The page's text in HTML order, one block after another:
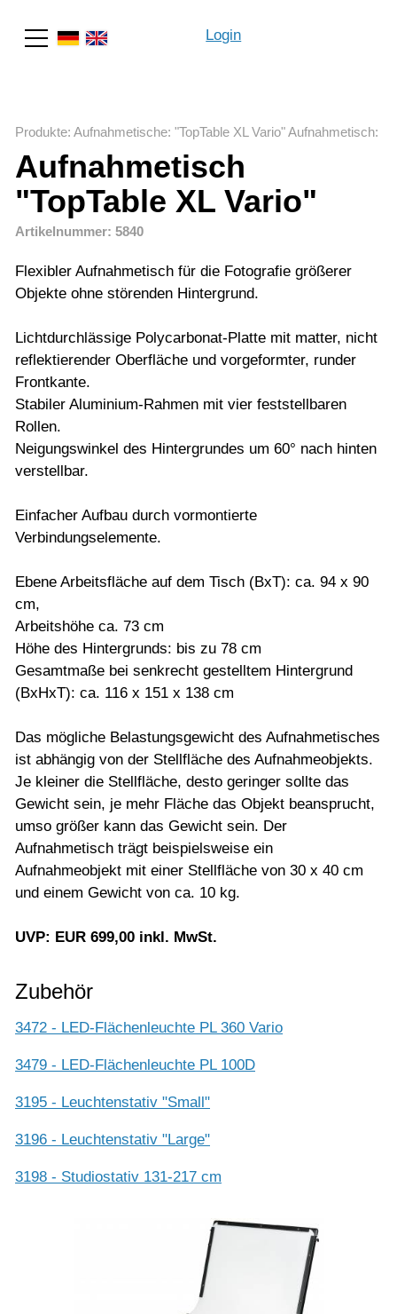
Login
Produkte: Aufnahmetische: "TopTable XL Vario" Aufnahmetisch:
Aufnahmetisch
"TopTable XL Vario"
Artikelnummer: 5840
Flexibler Aufnahmetisch für die Fotografie größerer
Objekte ohne störenden Hintergrund.
Lichtdurchlässige Polycarbonat-Platte mit matter, nicht
reflektierender Oberfläche und vorgeformter, runder
Frontkante.
Stabiler Aluminium-Rahmen mit vier feststellbaren
Rollen.
Neigungswinkel des Hintergrundes um 60° nach hinten
verstellbar.
Einfacher Aufbau durch vormontierte
Verbindungselemente.
Ebene Arbeitsfläche auf dem Tisch (BxT): ca. 94 x 90
cm,
Arbeitshöhe ca. 73 cm
Höhe des Hintergrunds: bis zu 78 cm
Gesamtmaße bei senkrecht gestelltem Hintergrund
(BxHxT): ca. 116 x 151 x 138 cm
Das mögliche Belastungsgewicht des Aufnahmetisches
ist abhängig von der Stellfläche des Aufnahmeobjekts.
Je kleiner die Stellfläche, desto geringer sollte das
Gewicht sein, je mehr Fläche das Objekt beansprucht,
umso größer kann das Gewicht sein. Der
Aufnahmetisch trägt beispielsweise ein
Aufnahmeobjekt mit einer Stellfläche von 30 x 40 cm
und einem Gewicht von ca. 10 kg.
UVP: EUR 699,00 inkl. MwSt.
Zubehör
3472 - LED-Flächenleuchte PL 360 Vario
3479 - LED-Flächenleuchte PL 100D
3195 - Leuchtenstativ "Small"
3196 - Leuchtenstativ "Large"
3198 - Studiostativ 131-217 cm